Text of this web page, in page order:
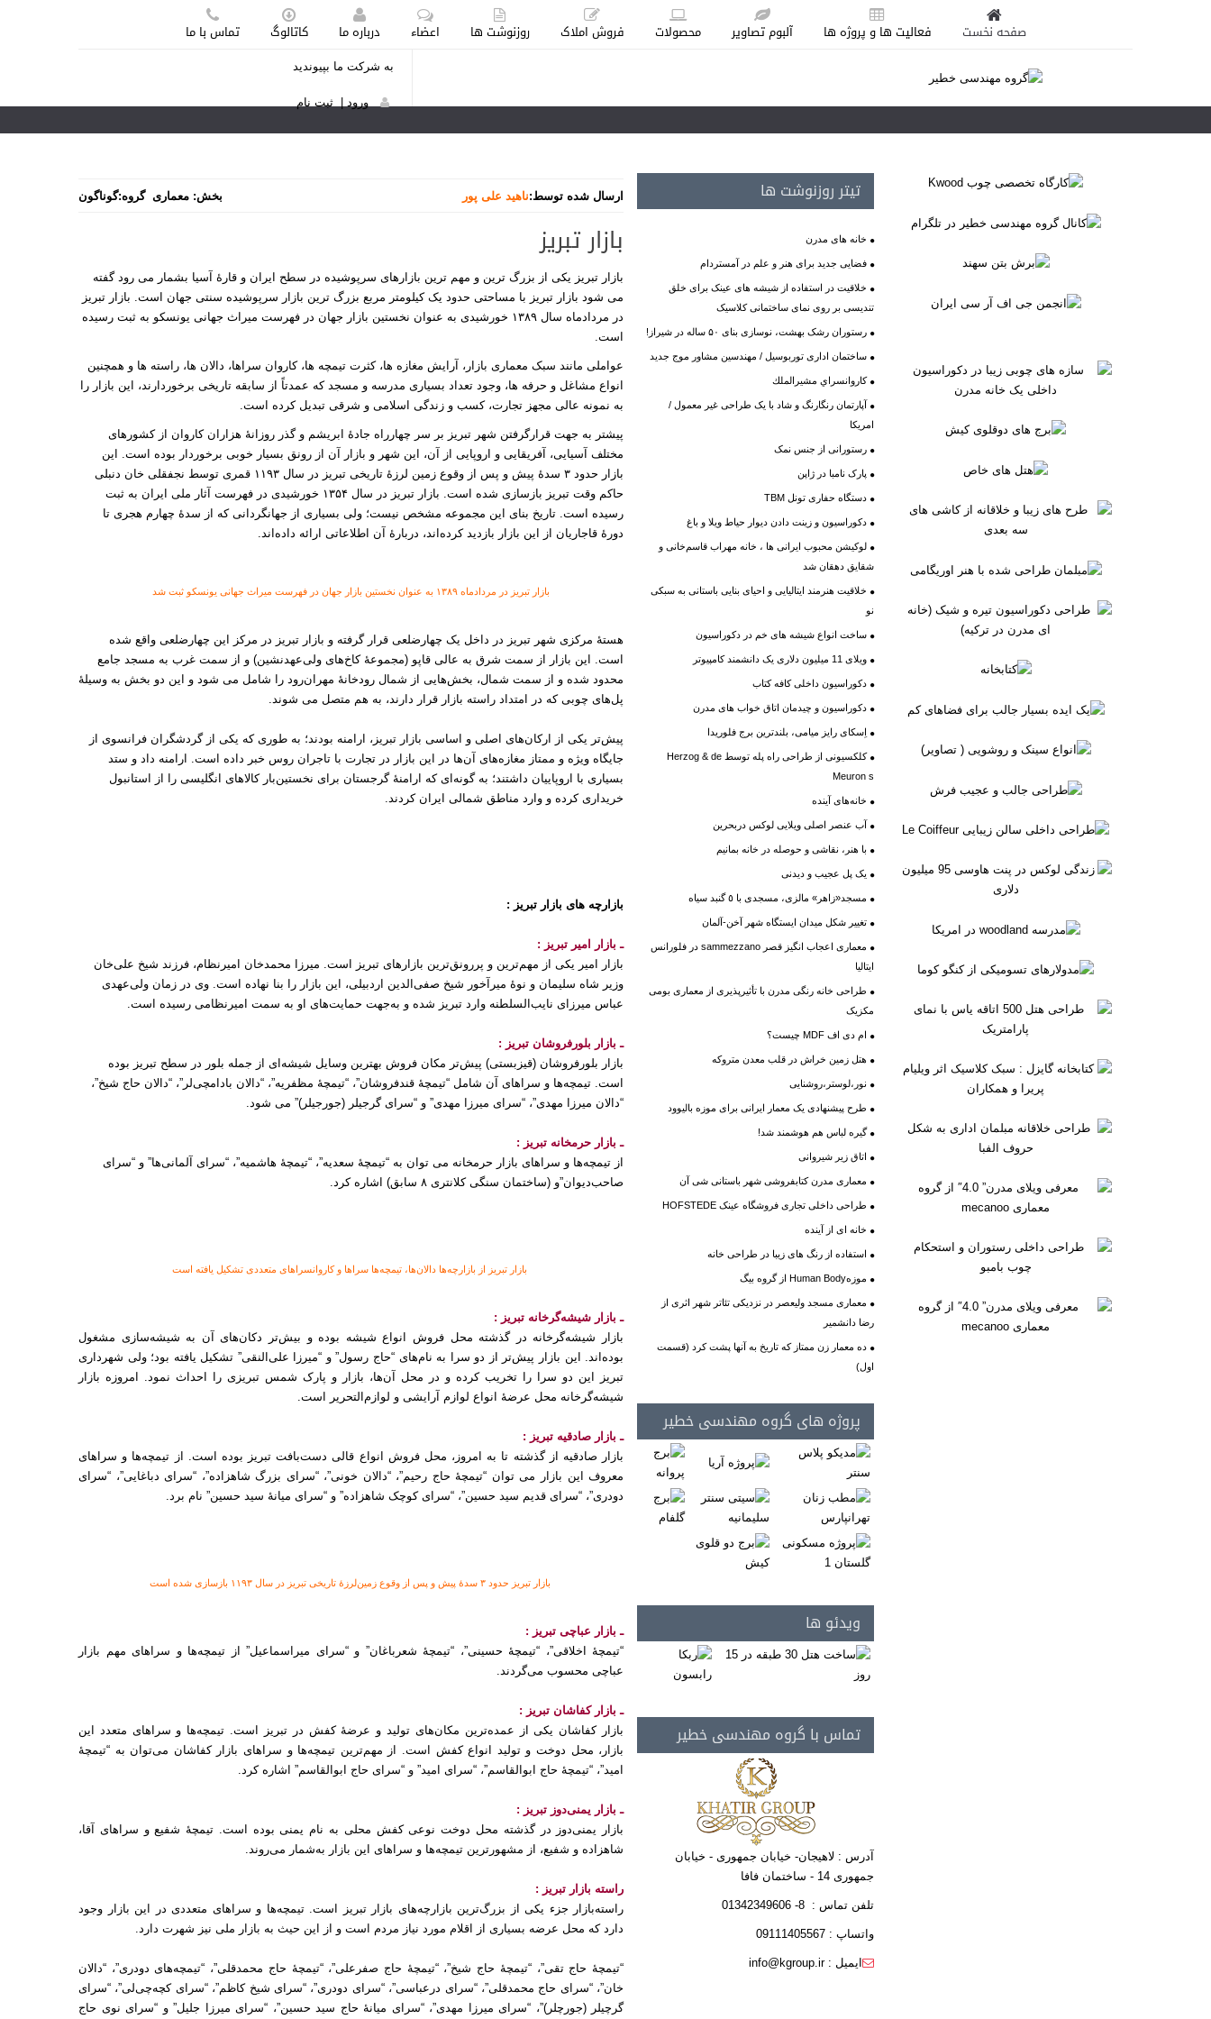
صفحه نخست فعالیت ها و پروژه ها آلبوم تصاویر محصولات فروش املاک روزنوشت ها اعضاء درباره ما کاتالوگ تماس با ما
به شرکت ما بپیوندید
ورود |ثبت نام
ارسال شده توسط:ناهید علی پور بخش: معماری گروه:گوناگون
بازار تبریز
بازار تبریز یکی از بزرگ ‌ترین و مهم ‌ترین بازارهای سرپوشیده در سطح ایران و قارهٔ آسیا بشمار می ‌رود گفته
می شود بازار تبریز با مساحتی حدود یک کیلومتر مربع بزرگ‌ ترین بازار سرپوشیده سنتی جهان است. بازار تبریز
در مردادماه سال ۱۳۸۹ خورشیدی به عنوان نخستین بازار جهان در فهرست میراث جهانی یونسکو به ثبت رسیده
است.
عواملی مانند سبک معماری بازار، آرایش مغازه ها، کثرت تیمچه ها، کاروان سراها، دالان ها، راسته ها و همچنین
انواع مشاغل و حرفه ها، وجود تعداد بسیاری مدرسه و مسجد که عمدتاً از سابقه تاریخی برخوردارند، این بازار را
به نمونه عالی مجهز تجارت، کسب و زندگی اسلامی و شرقی تبدیل کرده است.
پیشتر به جهت قرارگرفتن شهر تبریز بر سر چهارراه جادهٔ ابریشم و گذر روزانهٔ هزاران کاروان از کشورهای
مختلف آسیایی، آفریقایی و اروپایی از آن، این شهر و بازار آن از رونق بسیار خوبی برخوردار بوده است. این
بازار حدود ۳ سدهٔ پیش و پس از وقوع زمین ‌لرزهٔ تاریخی تبریز در سال ۱۱۹۳ قمری توسط نجفقلی خان دنبلی
حاکم وقت تبریز بازسازی شده است. بازار تبریز در سال ۱۳۵۴ خورشیدی در فهرست آثار ملی ایران به ثبت
رسیده است. تاریخ بنای این مجموعه مشخص نیست؛ ولی بسیاری از جهانگردانی که از سدهٔ چهارم هجری تا
دورهٔ قاجاریان از این بازار بازدید کرده‌اند، دربارهٔ آن اطلاعاتی ارائه داده‌اند.
بازار تبریز در مردادماه ۱۳۸۹ به عنوان نخستین بازار جهان در فهرست میراث جهانی یونسکو ثبت شد
هستهٔ مرکزی شهر تبریز در داخل یک چهارضلعی قرار گرفته و بازار تبریز در مرکز این چهارضلعی واقع شده
‌است. این بازار از سمت شرق به عالی‌ قاپو (مجموعهٔ کاخ‌های ولی‌عهدنشین) و از سمت غرب به مسجد جامع
محدود شده و از سمت شمال، بخش‌هایی از شمال رودخانهٔ مهران‌رود را شامل می ‌شود و این دو بخش به وسیلهٔ
پل‌های چوبی که در امتداد راسته ‌بازار قرار دارند، به هم متصل می ‌شوند.
پیش‌تر یکی از ارکان‌های اصلی و اساسی بازار تبریز، ارامنه بودند؛ به طوری که یکی از گردشگران فرانسوی از
جایگاه ویژه و ممتاز مغازه‌های آن‌ها در این بازار در تجارت با تاجران روس خبر داده ‌است. ارامنه داد و ستد
بسیاری با اروپاییان داشتند؛ به گونه‌ای که ارامنهٔ گرجستان برای نخستین‌بار کالاهای انگلیسی را از استانبول
خریداری کرده و وارد مناطق شمالی ایران کردند.
بازارچه‌ های بازار تبریز :
ـ بازار امیر تبریز :
بازار امیر یکی از مهم‌ترین و پررونق‌ترین بازارهای تبریز است. میرزا محمدخان امیرنظام، فرزند شیخ علی‌خان
وزیر شاه سلیمان و نوهٔ میرآخور شیخ صفی‌الدین اردبیلی، این بازار را بنا نهاده‌ است. وی در زمان ولی‌عهدی
عباس میرزای نایب‌السلطنه وارد تبریز شده و به‌جهت حمایت‌های او به سمت امیرنظامی رسیده‌ است.
ـ بازار بلورفروشان تبریز :
بازار بلورفروشان (قیزبستی) پیش‌تر مکان فروش بهترین وسایل شیشه‌ای از جمله بلور در سطح تبریز بوده
‌است. تیمچه‌ها و سراهای آن شامل “تیمچهٔ قندفروشان”، “تیمچهٔ مظفریه”، “دالان بادامچی‌لر”، “دالان حاج شیخ”،
“دالان میرزا مهدی”، “سرای میرزا مهدی” و “سرای گرجیلر (جورجیلر)” می ‌شود.
ـ بازار حرمخانه تبریز :
از تیمچه‌ها و سراهای بازار حرمخانه می ‌توان به “تیمچهٔ سعدیه”، “تیمچهٔ هاشمیه”، “سرای آلمانی‌ها” و “سرای
صاحب‌دیوان”و (ساختمان سنگی کلانتری ۸ سابق) اشاره کرد.
بازار تبریز از بازارچه‌ها دالان‌ها، تیمچه‌ها سراها و کاروانسراهای متعددی تشکیل یافته است
ـ بازار شیشه‌گرخانه تبریز :
بازار شیشه‌گرخانه در گذشته محل فروش انواع شیشه بوده و بیش‌تر دکان‌های آن به شیشه‌سازی مشغول
بوده‌اند. این بازار پیش‌تر از دو سرا به نام‌های “حاج رسول” و “میرزا علی‌النقی” تشکیل یافته بود؛ ولی شهرداری
تبریز این دو سرا را تخریب کرده و در محل آن‌ها، بازار و پارک شمس تبریزی را احداث نمود. امروزه بازار
شیشه‌گرخانه محل عرضهٔ انواع لوازم آرایشی و لوازم‌التحریر است.
ـ بازار صادقیه تبریز :
بازار صادقیه از گذشته تا به امروز، محل فروش انواع قالی دست‌بافت تبریز بوده ‌است. از تیمچه‌ها و سراهای
معروف این بازار می‌ توان “تیمچهٔ حاج رحیم”، “دالان خونی”، “سرای بزرگ شاهزاده”، “سرای دباغایی”، “سرای
دودری”، “سرای قدیم سید حسین”، “سرای کوچک شاهزاده” و “سرای میانهٔ سید حسین” نام برد.
بازار تبریز حدود ۳ سدهٔ پیش و پس از وقوع زمین‌لرزهٔ تاریخی تبریز در سال ۱۱۹۳ بازسازی شده است
ـ بازار عباچی تبریز :
“تیمچهٔ اخلاقی”، “تیمچهٔ حسینی”، “تیمچهٔ شعرباغان” و “سرای میراسماعیل” از تیمچه‌ها و سراهای مهم بازار
عباچی محسوب می‌گردند.
ـ بازار کفاشان تبریز :
بازار کفاشان یکی از عمده‌ترین مکان‌های تولید و عرضهٔ کفش در تبریز است. تیمچه‌ها و سراهای متعدد این
بازار، محل دوخت و تولید انواع کفش است. از مهم‌ترین تیمچه‌ها و سراهای بازار کفاشان می‌توان به “تیمچهٔ
امید”، “تیمچهٔ حاج ابوالقاسم”، “سرای امید” و “سرای حاج ابوالقاسم” اشاره کرد.
ـ بازار یمنی‌دوز تبریز :
بازار یمنی‌دوز در گذشته محل دوخت نوعی کفش محلی به نام یمنی بوده ‌است. تیمچهٔ شفیع و سراهای آقا،
شاهزاده و شفیع، از مشهورترین تیمچه‌ها و سراهای این بازار به‌شمار می‌روند.
راسته ‌بازار تبریز :
راسته‌بازار جزء یکی از بزرگ‌ترین بازارچه‌های بازار تبریز است. تیمچه‌ها و سراهای متعددی در این بازار وجود
دارد که محل عرضه بسیاری از اقلام مورد نیاز مردم است و از این حیث به بازار ملی نیز شهرت دارد.
“تیمچهٔ حاج تقی”، “تیمچهٔ حاج شیخ”، “تیمچهٔ حاج صفرعلی”، “تیمچهٔ حاج محمدقلی”، “تیمچه‌های دودری”، “دالان
خان”، “سرای حاج محمدقلی”، “سرای درعباسی”، “سرای دودری”، “سرای شیخ کاظم”، “سرای کچه‌چی‌لی”، “سرای
گرچیلر (جورچلر)”، “سرای میرزا مهدی”، “سرای میانهٔ حاج سید حسین”، “سرای میرزا جلیل” و “سرای نوی حاج
تیتر روزنوشت ها
خانه های مدرن
فضایی جدید برای هنر و علم در آمستردام
خلاقیت در استفاده از شیشه های عینک برای خلق
تندیسی بر روی نمای ساختمانی کلاسیک
رستوران رشک بهشت، نوسازی بنای ۵۰ ساله در شیراز!
ساختمان اداری توربوسیل / مهندسین مشاور موج جدید
كاروانسراي مشيرالملك
آپارتمان رنگارنگ و شاد با یک طراحی غیر معمول /
امریکا
رستورانی از جنس نمک
پارک نامبا در ژاپن
دستگاه حفاری تونل TBM
دکوراسیون و زینت دادن دیوار حیاط ویلا و باغ
لوکیشن محبوب ایرانی ها ، خانه مهراب قاسم‌خانی و
شقایق دهقان شد
خلاقیت هنرمند ایتالیایی و احیای بنایی باستانی به سبکی
نو
ساخت انواع شیشه های خم در دکوراسیون
ویلای 11 میلیون دلاری یک دانشمند کامپیوتر
دکوراسیون داخلی کافه کتاب
دکوراسیون و چیدمان اتاق خواب های مدرن
اِسکای رایز میامی، بلندترین برج فلوریدا
کلکسیونی از طراحی راه پله توسط Herzog & de
Meuron s
خانه‌های آینده‌
آب عنصر اصلی ویلایی لوکس دربحرین
با هنر، نقاشی و حوصله در خانه بمانیم
یک پل عجیب و دیدنی
مسجد«زاهر» مالزی، مسجدی با ٥ گنبد سیاه
تغییر شکل میدان ایستگاه شهر آخن-آلمان
معماری اعجاب انگیز قصر sammezzano در فلورانس
ایتالیا
طراحی خانه رنگی مدرن با تأثیرپذیری از معماری بومی
مکزیک
ام دی اف MDF چیست؟
هتل زمین خراش در قلب معدن متروکه
نور،لوستر،روشنایی
طرح پیشنهادی یک معمار ایرانی برای موزه بالیوود
گیره لباس هم هوشمند شد!
اتاق زیر شیروانی
معماری مدرن کتابفروشی شهر باستانی شی آن
طراحی داخلی تجاری فروشگاه عینک HOFSTEDE
خانه ای از آینده
استفاده از رنگ های زیبا در طراحی خانه
موزهHuman Body از گروه بیگ
معماری مسجد ولیعصر در نزدیکی تئاتر شهر اثری از
رضا دانشمیر
ده معمار زن ممتاز که تاریخ به آنها پشت کرد (قسمت
اول)
پروژه های گروه مهندسی خطیر
ویدئو ها
تماس با گروه مهندسی خطیر
آدرس : لاهیجان- خیابان جمهوری - خیابان
جمهوری 14 - ساختمان فافا
تلفن تماس : 8- 01342349606
واتساپ : 09111405567
ایمیل : info@kgroup.ir